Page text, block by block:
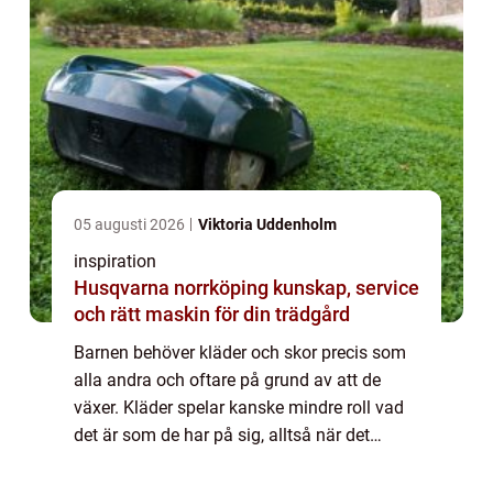
05 augusti 2026 Viktoria Uddenholm
inspiration
Husqvarna norrköping kunskap, service
och rätt maskin för din trädgård
Barnen behöver kläder och skor precis som
alla andra och oftare på grund av att de
växer. Kläder spelar kanske mindre roll vad
det är som de har på sig, alltså när det